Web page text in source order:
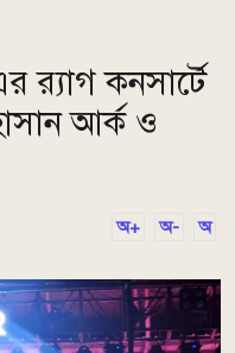
র‍্যাগ কনসার্টে
আর্ক ও
অ+ অ- অ